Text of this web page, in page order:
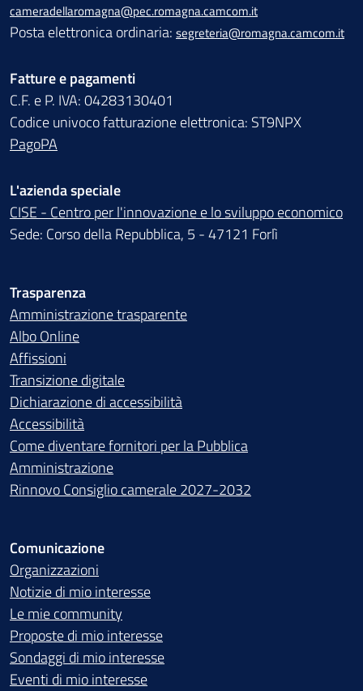
cameradellaromagna@pec.romagna.camcom.it
Posta elettronica ordinaria: segreteria@romagna.camcom.it
Fatture e pagamenti
C.F. e P. IVA: 04283130401
Codice univoco fatturazione elettronica: ST9NPX
PagoPA
L'azienda speciale
CISE - Centro per l'innovazione e lo sviluppo economico
Sede: Corso della Repubblica, 5 - 47121 Forlì
Trasparenza
Amministrazione trasparente
Albo Online
Affissioni
Transizione digitale
Dichiarazione di accessibilità
Accessibilità
Come diventare fornitori per la Pubblica
Amministrazione
Rinnovo Consiglio camerale 2027-2032
Comunicazione
Organizzazioni
Notizie di mio interesse
Le mie community
Proposte di mio interesse
Sondaggi di mio interesse
Eventi di mio interesse